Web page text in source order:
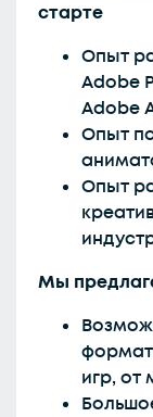
старте
Опыт
Adobe
Adobe
Опыт
Опыт
Мы
игр, от